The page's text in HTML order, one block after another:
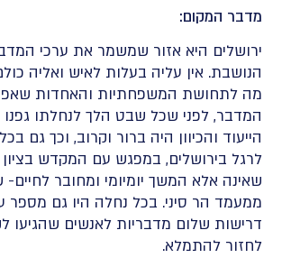
מדבר המקום:
ירושלים היא אזור שמשמר את ערכי
הנושבת. אין עליה בעלות לאיש ואליה
מה לתחושת המשפחתיות והאחדות
המדבר, לפני שכל שבט הלך לנחלתו
הייעוד והכיוון היה ברור וקרוב, וכך גם
לרגל בירושלים, במפגש עם המקדש
שאינה אלא המשך יומיומי ומחובר
ממעמד הר סיני. בכל נחלה היו גם מספר
דרישות שלום מדבריות לאנשים שהגיעו
לחזור להתמלא.